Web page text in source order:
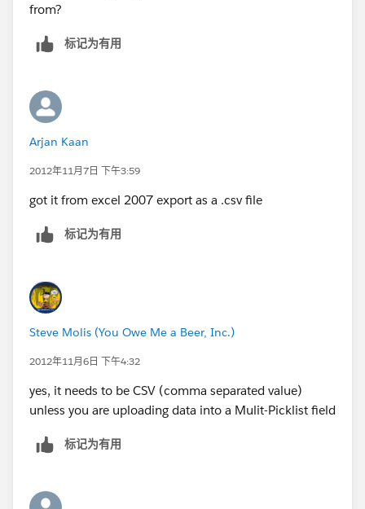
from?
标记为有用
Arjan Kaan
2012年11月7日 下午3:59
got it from excel 2007 export as a .csv file
标记为有用
Steve Molis (You Owe Me a Beer, Inc.)
2012年11月6日 下午4:32
yes, it needs to be CSV (comma separated value)
unless you are uploading data into a Mulit-Picklist field
标记为有用